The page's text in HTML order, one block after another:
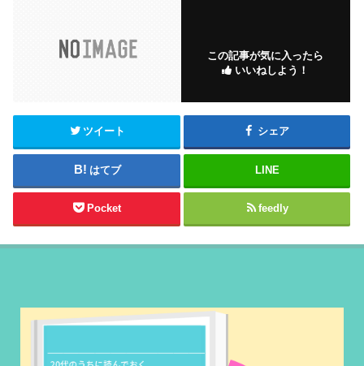
この記事が気に入ったら
いいねしよう！
ツイート シェア
はてブ LINE
Pocket feedly